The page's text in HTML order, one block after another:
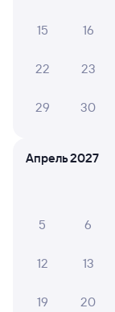
Мы
15 16
22 23
29 30
Апрель 2027
5 6
12 13
19 20